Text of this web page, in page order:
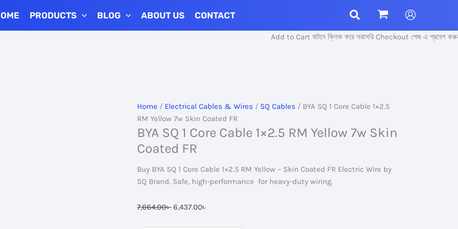
PRODUCTS BLOG ABOUT US CONTACT
Add to Cart বাটনে ক্লিক করে সরাসরি Checkout পেজ এ প্রবেশ করুন।
Home / Electrical Cables & Wires / SQ Cables / BYA SQ 1 Core Cable 1×2.5
RM Yellow 7w Skin Coated FR
BYA SQ 1 Core Cable 1×2.5 RM Yellow 7w Skin
Coated FR
Buy BYA SQ 1 Core Cable 1×2.5 RM Yellow – Skin Coated FR Electric Wire by
SQ Brand. Safe, high-performance for heavy-duty wiring.
7,664.00৳Original
6,437.00৳